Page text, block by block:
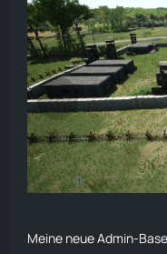
Meine neue Admin-